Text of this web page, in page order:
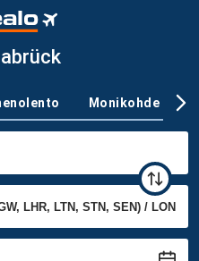
Monikohde